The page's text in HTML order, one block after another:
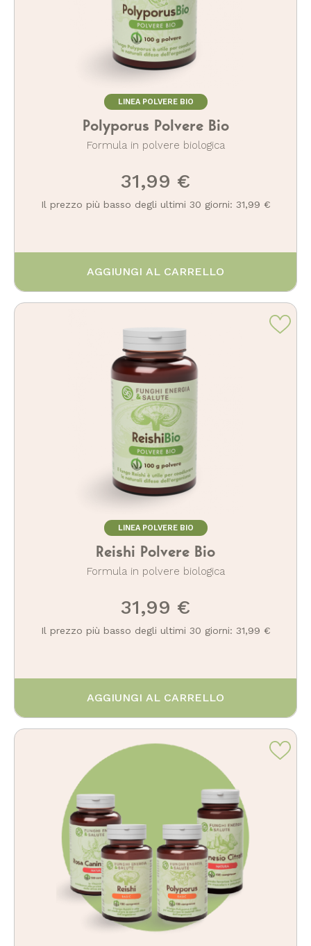
LINEA POLVERE BIO
Polyporus Polvere Bio
Formula in polvere biologica
31,99 €
Il prezzo più basso degli ultimi 30 giorni: 31,99 €
AGGIUNGI AL CARRELLO
LINEA POLVERE BIO
Reishi Polvere Bio
Formula in polvere biologica
31,99 €
Il prezzo più basso degli ultimi 30 giorni: 31,99 €
AGGIUNGI AL CARRELLO